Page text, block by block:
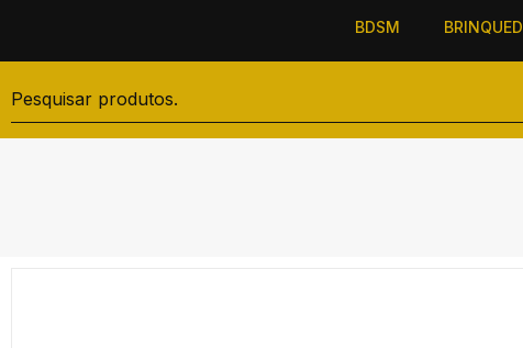
BDSM